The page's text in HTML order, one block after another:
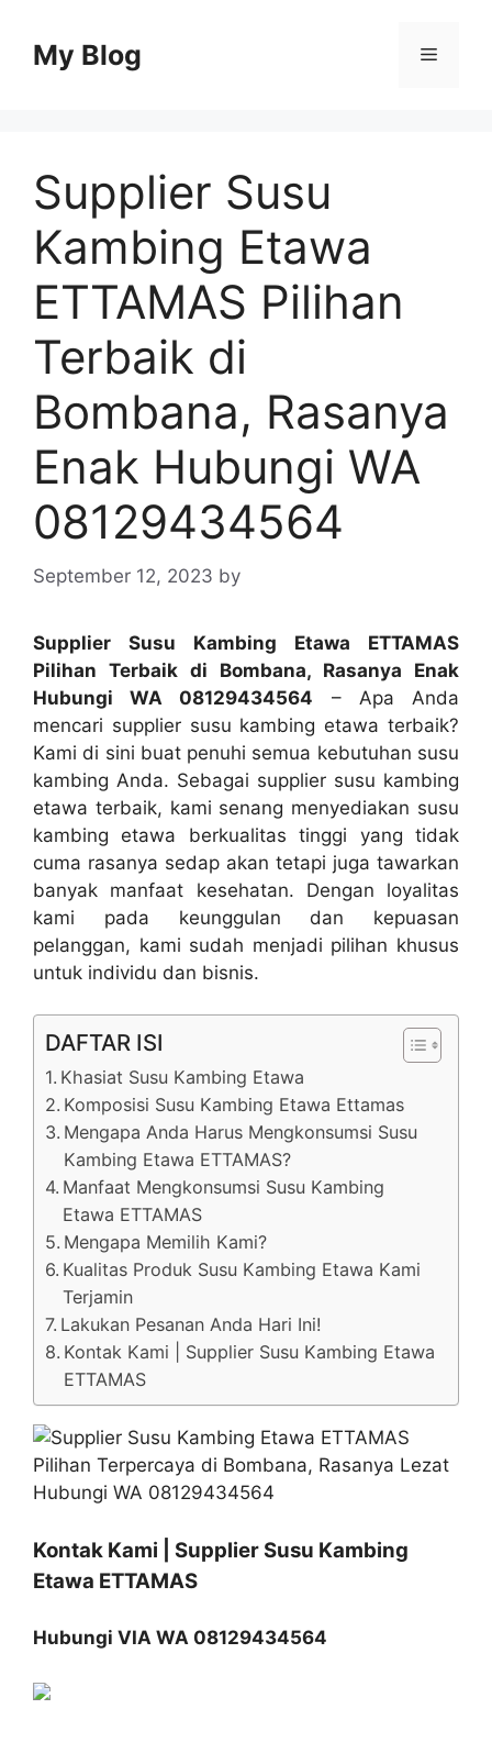
contentMy Blog Menu
Supplier Susu
Kambing Etawa
ETTAMAS Pilihan
Terbaik di
Bombana, Rasanya
Enak Hubungi WA
08129434564
September 12, 2023 by
Supplier Susu Kambing Etawa ETTAMAS
Pilihan Terbaik di Bombana, Rasanya Enak
Hubungi WA 08129434564 – Apa Anda
mencari supplier susu kambing etawa terbaik?
Kami di sini buat penuhi semua kebutuhan susu
kambing Anda. Sebagai supplier susu kambing
etawa terbaik, kami senang menyediakan susu
kambing etawa berkualitas tinggi yang tidak
cuma rasanya sedap akan tetapi juga tawarkan
banyak manfaat kesehatan. Dengan loyalitas
kami pada keunggulan dan kepuasan
pelanggan, kami sudah menjadi pilihan khusus
untuk individu dan bisnis.
DAFTAR ISI
Khasiat Susu Kambing Etawa
Komposisi Susu Kambing Etawa Ettamas
Mengapa Anda Harus Mengkonsumsi Susu
Kambing Etawa ETTAMAS?
Manfaat Mengkonsumsi Susu Kambing
Etawa ETTAMAS
Mengapa Memilih Kami?
Kualitas Produk Susu Kambing Etawa Kami
Terjamin
Lakukan Pesanan Anda Hari Ini!
Kontak Kami | Supplier Susu Kambing Etawa
ETTAMAS
Kontak Kami | Supplier Susu Kambing
Etawa ETTAMAS
Hubungi VIA WA 08129434564